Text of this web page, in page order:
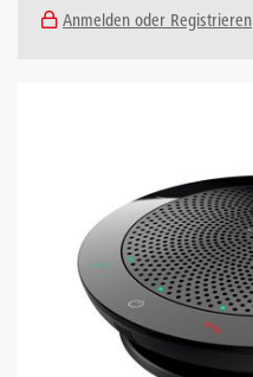
Anmelden oder Registrieren